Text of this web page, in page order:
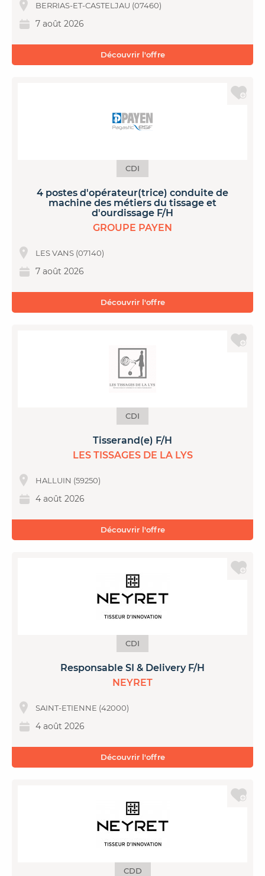
BERRIAS-ET-CASTELJAU (07460)
7 août 2026
Découvrir l'offre
CDI
4 postes d'opérateur(trice) conduite de
machine des métiers du tissage et
d'ourdissage F/H
GROUPE PAYEN
LES VANS (07140)
7 août 2026
Découvrir l'offre
CDI
Tisserand(e) F/H
LES TISSAGES DE LA LYS
HALLUIN (59250)
4 août 2026
Découvrir l'offre
CDI
Responsable SI & Delivery F/H
NEYRET
SAINT-ETIENNE (42000)
4 août 2026
Découvrir l'offre
CDD